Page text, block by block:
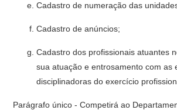
Cadastro de numeração das
Cadastro de anúncios;
Cadastro dos profissionais atuantes
sua atuação e entrosamento com as
disciplinadoras do exercício
Parágrafo único - Competirá ao